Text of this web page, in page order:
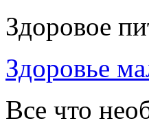
Здоровое
Здоровье
Все что